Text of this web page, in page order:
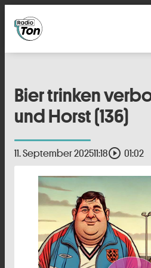
Bier trinken
und Horst (136)
11. September 202511:18play_circle_outline 01:02